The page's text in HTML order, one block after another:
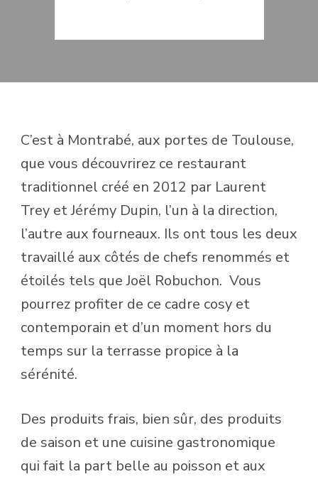
C’est à Montrabé, aux portes de Toulouse,
que vous découvrirez ce restaurant
traditionnel créé en 2012 par Laurent
Trey et Jérémy Dupin, l’un à la direction,
l’autre aux fourneaux. Ils ont tous les deux
travaillé aux côtés de chefs renommés et
étoilés tels que Joël Robuchon. Vous
pourrez profiter de ce cadre cosy et
contemporain et d’un moment hors du
temps sur la terrasse propice à la
sérénité.
Des produits frais, bien sûr, des produits
de saison et une cuisine gastronomique
qui fait la part belle au poisson et aux